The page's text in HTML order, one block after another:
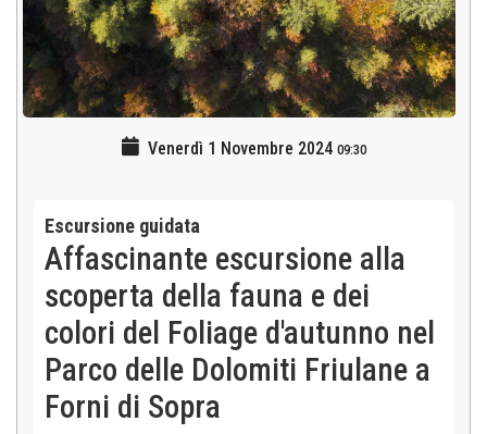
Venerdì 1 Novembre 2024 09:30
Escursione guidata
Affascinante escursione alla
scoperta della fauna e dei
colori del Foliage d'autunno nel
Parco delle Dolomiti Friulane a
Forni di Sopra